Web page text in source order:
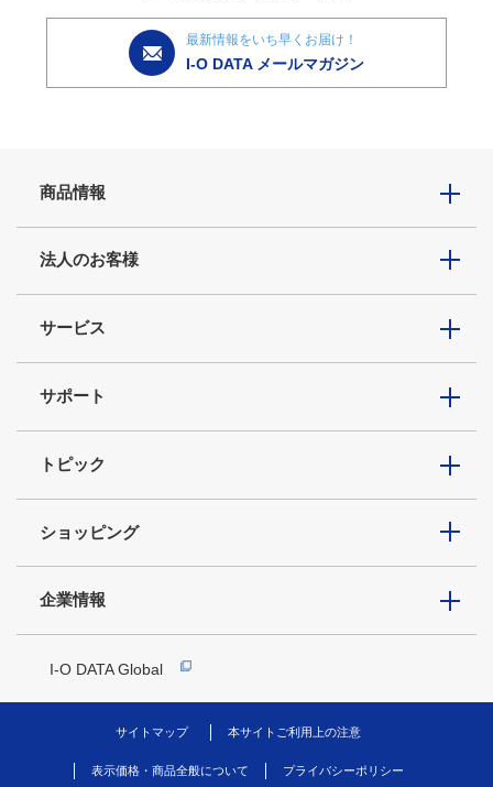
最新情報をいち早くお届け！
I-O DATA メールマガジン
商品情報
法人のお客様
サービス
サポート
トピック
ショッピング
企業情報
I-O DATA Global
サイトマップ 本サイトご利用上の注意
表示価格・商品全般について プライバシーポリシー